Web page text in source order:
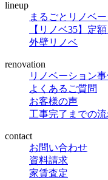
lineup
まるごとリノベ
【リノベ35】定
外壁リノベ
renovation
リノベーション
よくあるご質問
お客様の声
工事完了までの
contact
お問い合わせ
資料請求
家賃査定